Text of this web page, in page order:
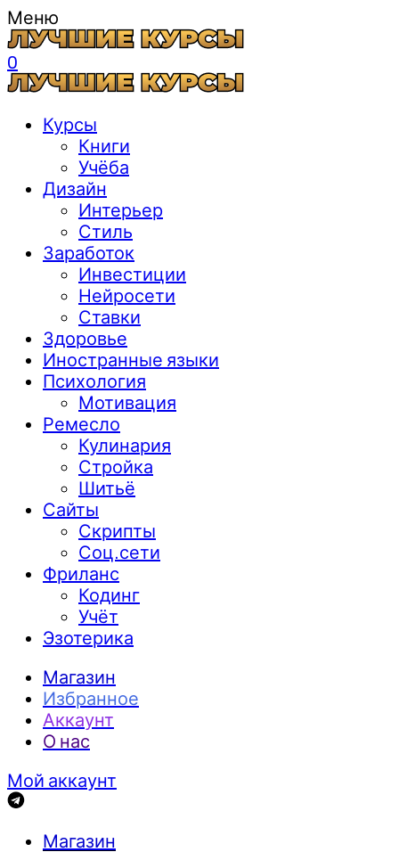
Меню
0
Курсы
Книги
Учёба
Дизайн
Интерьер
Стиль
Заработок
Инвестиции
Нейросети
Ставки
Здоровье
Иностранные языки
Психология
Мотивация
Ремесло
Кулинария
Стройка
Шитьё
Сайты
Скрипты
Соц.сети
Фриланс
Кодинг
Учёт
Эзотерика
Магазин
Избранное
Аккаунт
О нас
Мой аккаунт
Магазин